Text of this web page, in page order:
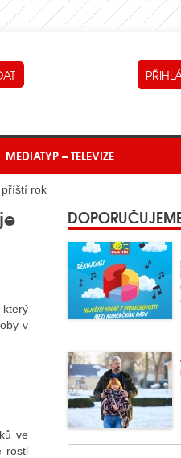
MEDIATYP – TELEVIZE
příští rok
který
v
ve
rostl